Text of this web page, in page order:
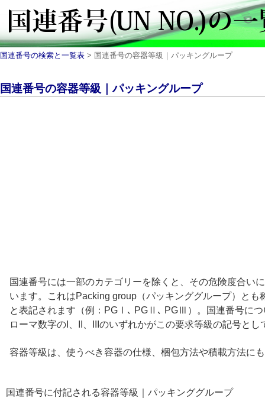
国連番号の検索と一覧表 > 国連番号の容器等級｜パッキングループ
国連番号の容器等級｜パッキングループ
国連番号には一部のカテゴリーを除くと、その危険度合い
います。これはPacking group（パッキンググループ）とも
と表記されます（例：PGⅠ､ PGⅡ､ PGⅢ）。国連番号につ
ローマ数字のI、II、IIIのいずれかがこの要求等級の記号とし
容器等級は、使うべき容器の仕様、梱包方法や積載方法に
国連番号に付記される容器等級｜パッキンググループ